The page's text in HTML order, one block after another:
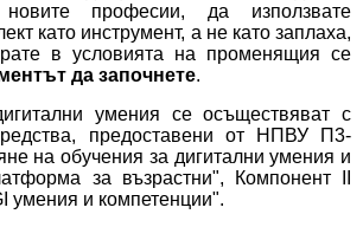
професии, да използвате
като инструмент, а не като заплаха,
в условията на променящия се
да започнете.
умения се осъществяват с
предоставени от НПВУ П3-
на обучения за дигитални умения и
за възрастни", Компонент II
умения и компетенции".